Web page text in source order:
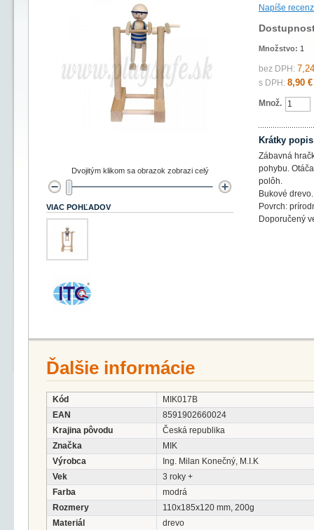
Napíše
Množstvo: 1
bez DPH:
s DPH: 8,90 €
Množ.
Krátky popis
Zábavná
pohybu.
polôh.
Bukové drevo.
Povrch:
Doporučený
Dvojitým klikom sa obrazok zobrazi celý
VIAC POHĽADOV
Ďalšie informácie
Kód
MIK017B
EAN
8591902660024
Krajina pôvodu
Česká republika
Značka
MIK
Výrobca
Ing. Milan Konečný, M.I.K
Vek
3 roky +
Farba
modrá
Rozmery
110x185x120 mm, 200g
Materiál
drevo